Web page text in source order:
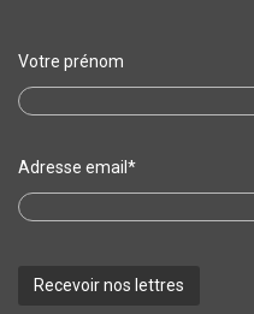
Votre prénom
Adresse email*